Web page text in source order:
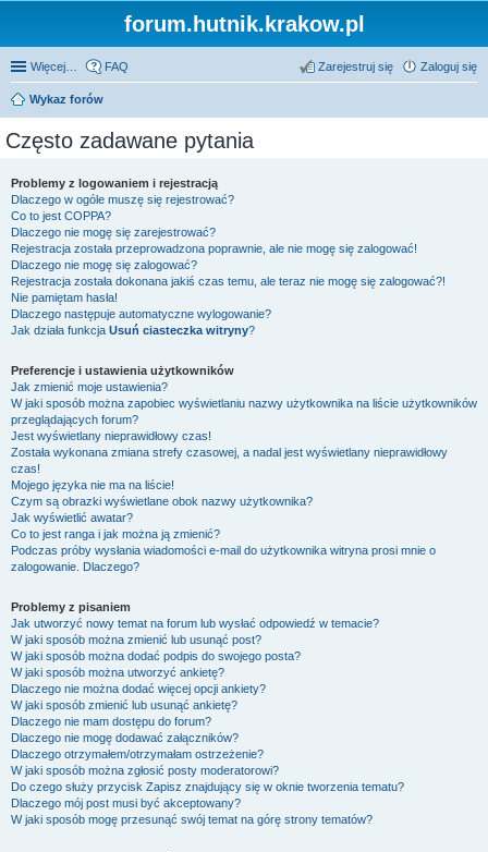
forum.hutnik.krakow.pl
Więcej… FAQ Zaloguj się
Zarejestruj się
Wykaz forów
Często zadawane pytania
Problemy z logowaniem i rejestracją
Dlaczego w ogóle muszę się rejestrować?
Co to jest COPPA?
Dlaczego nie mogę się zarejestrować?
Rejestracja została przeprowadzona poprawnie, ale nie mogę się zalogować!
Dlaczego nie mogę się zalogować?
Rejestracja została dokonana jakiś czas temu, ale teraz nie mogę się zalogować?!
Nie pamiętam hasła!
Dlaczego następuje automatyczne wylogowanie?
Jak działa funkcja Usuń ciasteczka witryny?
Preferencje i ustawienia użytkowników
Jak zmienić moje ustawienia?
W jaki sposób można zapobiec wyświetlaniu nazwy użytkownika na liście użytkowników
przeglądających forum?
Jest wyświetlany nieprawidłowy czas!
Została wykonana zmiana strefy czasowej, a nadal jest wyświetlany nieprawidłowy
czas!
Mojego języka nie ma na liście!
Czym są obrazki wyświetlane obok nazwy użytkownika?
Jak wyświetlić awatar?
Co to jest ranga i jak można ją zmienić?
Podczas próby wysłania wiadomości e-mail do użytkownika witryna prosi mnie o
zalogowanie. Dlaczego?
Problemy z pisaniem
Jak utworzyć nowy temat na forum lub wysłać odpowiedź w temacie?
W jaki sposób można zmienić lub usunąć post?
W jaki sposób można dodać podpis do swojego posta?
W jaki sposób można utworzyć ankietę?
Dlaczego nie można dodać więcej opcji ankiety?
W jaki sposób zmienić lub usunąć ankietę?
Dlaczego nie mam dostępu do forum?
Dlaczego nie mogę dodawać załączników?
Dlaczego otrzymałem/otrzymałam ostrzeżenie?
W jaki sposób można zgłosić posty moderatorowi?
Do czego służy przycisk Zapisz znajdujący się w oknie tworzenia tematu?
Dlaczego mój post musi być akceptowany?
W jaki sposób mogę przesunąć swój temat na górę strony tematów?